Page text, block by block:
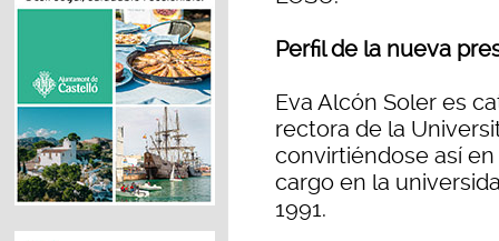
Perfil de la nueva
Eva Alcón Soler es
rectora de la
convirtiéndose así
cargo en la
1991.